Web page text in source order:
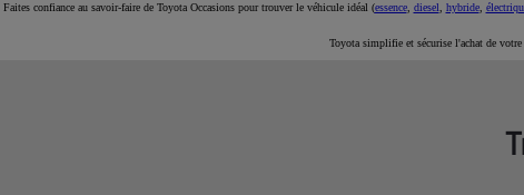
Faites confiance au savoir-faire de Toyota Occasions pour trouver le véhicule idéal (essence, diesel hybride,
Toyota simplifie et sécurise l'achat de